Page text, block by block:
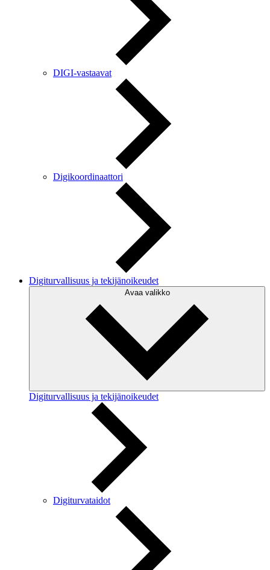
DIGI-vastaavat
Digikoordinaattori
Digiturvallisuus ja tekijänoikeudet
Avaa valikko
Digiturvallisuus ja tekijänoikeudet
Digiturvataidot